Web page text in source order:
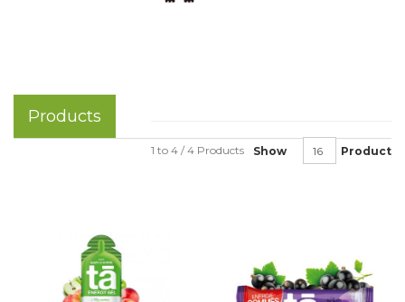
Products
Show Product
1 to 4 / 4 Products